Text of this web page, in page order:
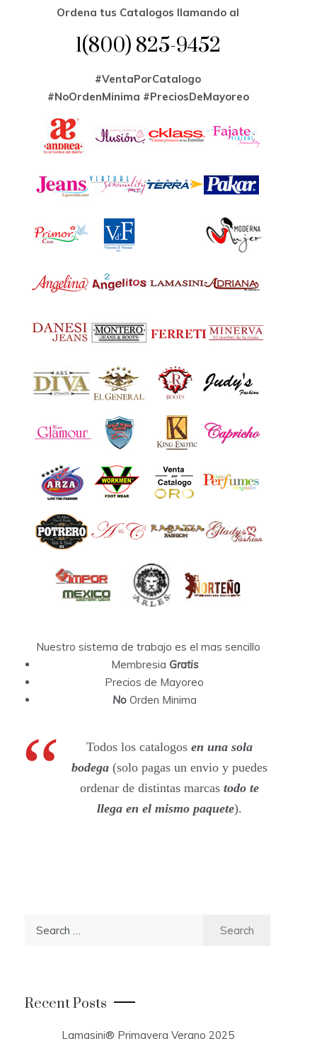
Ordena tus Catalogos llamando al
1(800) 825-9452
#VentaPorCatalogo
#NoOrdenMinima #PreciosDeMayoreo
Nuestro sistema de trabajo es el mas sencillo
Membresia Gratis
Precios de Mayoreo
NoOrden Minima
Todos los catalogos en una sola
bodega (solo pagas un envio y puedes
ordenar de distintas marcastodo te
llega en el mismo paquete).
Recent Posts
Lamasini® Primavera Verano 2025